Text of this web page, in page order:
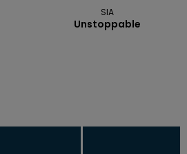
SIA
Unstoppable